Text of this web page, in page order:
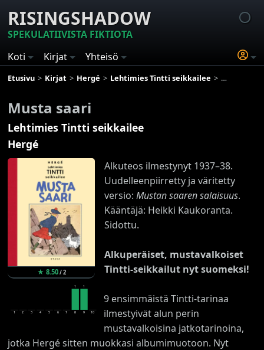
RISINGSHADOW
SPEKULATIIVISTA FIKTIOTA
Koti
Kirjat Yhteisö
Etusivu Kirjat Hergé Lehtimies Tintti seikkailee Musta saari
Musta saari
Lehtimies Tintti seikkailee
Hergé
★ 8.50/2
1 2 3 4 5 6 7
1
8
1
9 10
Alkuteos ilmestynyt 1937–38.
Uudelleenpiirretty ja väritetty
versio: Mustan saaren salaisuus.
Kääntäjä: Heikki Kaukoranta.
Sidottu.
Alkuperäiset, mustavalkoiset
Tintti-seikkailut nyt suomeksi!
9 ensimmäistä Tintti-tarinaa
ilmestyivät alun perin
mustavalkoisina jatkotarinoina,
jotka Hergé sitten muokkasi albumimuotoon. Nyt